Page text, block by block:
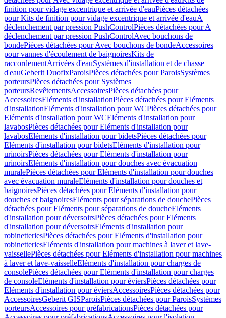
finition pour vidage excentrique et arrivée d'eauPièces détachées
pour Kits de finition pour vidage excentrique et arrivée d'eauA
déclenchement par pression PushControlPièces détachées pour A
déclenchement par pression PushControlAvec bouchons de
bondePièces détachées pour Avec bouchons de bondeAccessoires
pour vannes d'écoulement de baignoiresKits de
raccordementArrivées d'eauSystèmes d'installation et de chasse
d'eauGeberit DuofixParoisPièces détachées pour ParoisSystèmes
porteursPièces détachées pour Systèmes
porteursRevêtementsAccessoiresPièces détachées pour
AccessoiresEléments d'installationPièces détachées pour Eléments
d'installationEléments d'installation pour WCPièces détachées pour
Eléments d'installation pour WCEléments d'installation pour
lavabosPièces détachées pour Eléments d'installation pour
lavabosEléments d'installation pour bidetsPièces détachées pour
Eléments d'installation pour bidetsEléments d'installation pour
urinoirsPièces détachées pour Eléments d'installation pour
urinoirsEléments d'installation pour douches avec évacuation
muralePièces détachées pour Eléments d'installation pour douches
avec évacuation muraleEléments d'installation pour douches et
baignoiresPièces détachées pour Eléments d'installation pour
douches et baignoiresEléments pour séparations de douchePièces
détachées pour Eléments pour séparations de doucheEléments
d'installation pour déversoirsPièces détachées pour Eléments
d'installation pour déversoirsEléments d'installation pour
robinetteriesPièces détachées pour Eléments d'installation pour
robinetteriesEléments d'installation pour machines à laver et lave-
vaissellePièces détachées pour Eléments d'installation pour machines
à laver et lave-vaisselleEléments d'installation pour charges de
consolePièces détachées pour Eléments d'installation pour charges
de consoleEléments d'installation pour éviersPièces détachées pour
Eléments d'installation pour éviersAccessoiresPièces détachées pour
AccessoiresGeberit GISParoisPièces détachées pour ParoisSystèmes
porteursAccessoires pour préfabricationsPièces détachées pour